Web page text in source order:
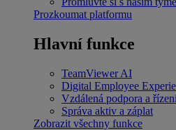
Prozkoumat platformu
Hlavní funkce
TeamViewer AI
Digital Employee
Vzdálená podpora a
Správa aktiv a záplat
Zobrazit všechny funkce